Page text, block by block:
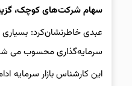
سهام شرکت‌های کوچک،
عبدی خاطرنشان‌کرد: بسیاری
سرمایه‌گذاری محسوب می
این کارشناس بازار سرمایه